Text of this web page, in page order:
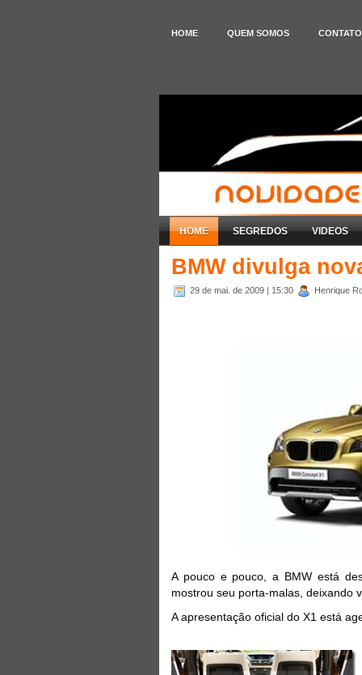
HOME QUEM SOMOS CONTATO
HOME SEGREDOS VIDEOS
BMW divulga
29 de mai. de 2009 | 15:30 Henrique
A pouco e pouco, a BMW está
mostrou seu porta-malas, deixando
A apresentação oficial do X1 está